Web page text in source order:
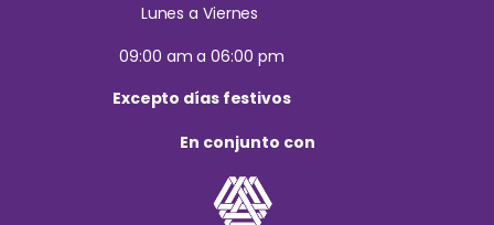
Lunes a Viernes
09:00 am a 06:00 pm
Excepto días festivos
En conjunto con